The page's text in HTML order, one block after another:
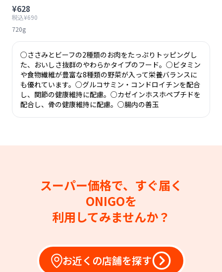
¥628
税込¥690
720g
○ささみとビーフの2種類のお肉をたっぷりトッピングし
た、おいしさ抜群のやわらかタイプのフード。○ビタミン
や食物繊維が豊富な8種類の野菜が入って栄養バランスに
も優れています。○グルコサミン・コンドロイチンを配合
し、関節の健康維持に配慮。○カゼインホスホペプチドを
配合し、骨の健康維持に配慮。○腸内の善玉
スーパー価格で、すぐ届く
ONIGOを
利用してみませんか？
お近くの店舗を探す